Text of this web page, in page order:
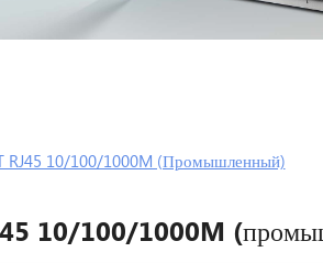
RJ45 10/100/1000M (промышленный)
10/100/1000M